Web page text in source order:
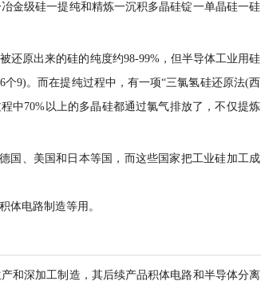
金级硅一提纯和精炼一沉积多晶硅锭一单晶硅一硅
还原出来的硅的纯度约98-99%，但半导体工业用硅
9)。而在提纯过程中，有一项“三氯氢硅还原法(西
中70%以上的多晶硅都通过氯气排放了，不仅提炼
国、美国和日本等国，而这些国家把工业硅加工成
体电路制造等用。
和深加工制造，其后续产品积体电路和半导体分离